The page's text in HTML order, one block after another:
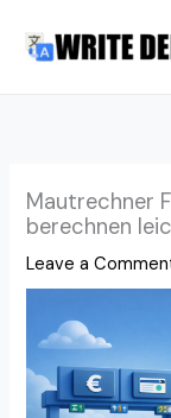
Mautrechner
berechnen
Leave a